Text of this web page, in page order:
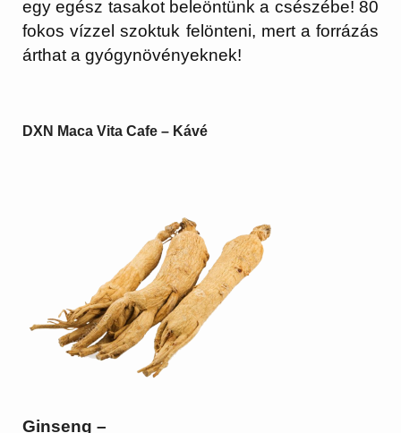
egy egész tasakot beleöntünk a csészébe! 80
fokos vízzel szoktuk felönteni, mert a forrázás
árthat a gyógynövényeknek!
DXN Maca Vita Cafe – Kávé
Ginseng –